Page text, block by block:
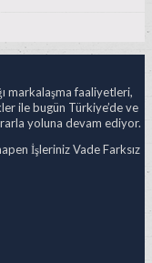
markalaşma faaliyetleri,
ile bugün Türkiye’de ve
yoluna devam ediyor.
İşleriniz Vade Farksız